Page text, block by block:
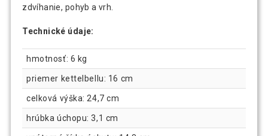
zdvíhanie, pohyb a vrh.
Technické údaje:
hmotnosť: 6 kg
priemer kettelbellu: 16 cm
celková výška: 24,7 cm
hrúbka úchopu: 3,1 cm